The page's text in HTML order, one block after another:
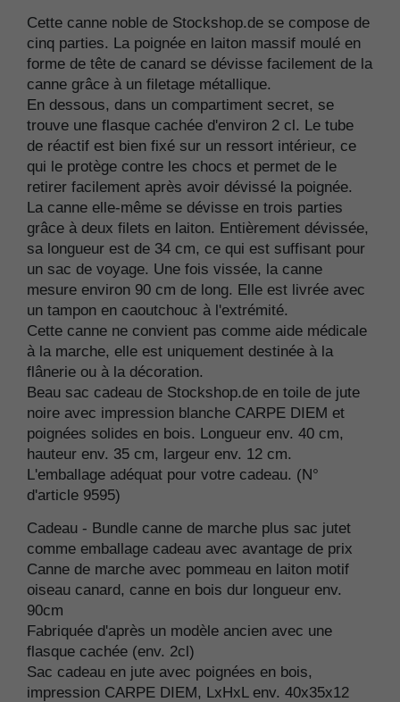
Cette canne noble de Stockshop.de se compose de
cinq parties. La poignée en laiton massif moulé en
forme de tête de canard se dévisse facilement de la
canne grâce à un filetage métallique.
En dessous, dans un compartiment secret, se
trouve une flasque cachée d'environ 2 cl. Le tube
de réactif est bien fixé sur un ressort intérieur, ce
qui le protège contre les chocs et permet de le
retirer facilement après avoir dévissé la poignée.
La canne elle-même se dévisse en trois parties
grâce à deux filets en laiton. Entièrement dévissée,
sa longueur est de 34 cm, ce qui est suffisant pour
un sac de voyage. Une fois vissée, la canne
mesure environ 90 cm de long. Elle est livrée avec
un tampon en caoutchouc à l'extrémité.
Cette canne ne convient pas comme aide médicale
à la marche, elle est uniquement destinée à la
flânerie ou à la décoration.
Beau sac cadeau de Stockshop.de en toile de jute
noire avec impression blanche CARPE DIEM et
poignées solides en bois. Longueur env. 40 cm,
hauteur env. 35 cm, largeur env. 12 cm.
L'emballage adéquat pour votre cadeau. (N°
d'article 9595)
Cadeau - Bundle canne de marche plus sac jutet
comme emballage cadeau avec avantage de prix
Canne de marche avec pommeau en laiton motif
oiseau canard, canne en bois dur longueur env.
90cm
Fabriquée d'après un modèle ancien avec une
flasque cachée (env. 2cl)
Sac cadeau en jute avec poignées en bois,
impression CARPE DIEM, LxHxL env. 40x35x12